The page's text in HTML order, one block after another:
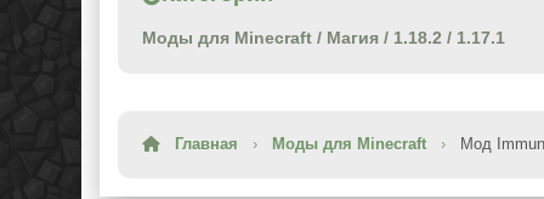
Моды для Minecraft / Магия / 1.18.2 / 1.17.1
Главная › Моды для Minecraft › Мод